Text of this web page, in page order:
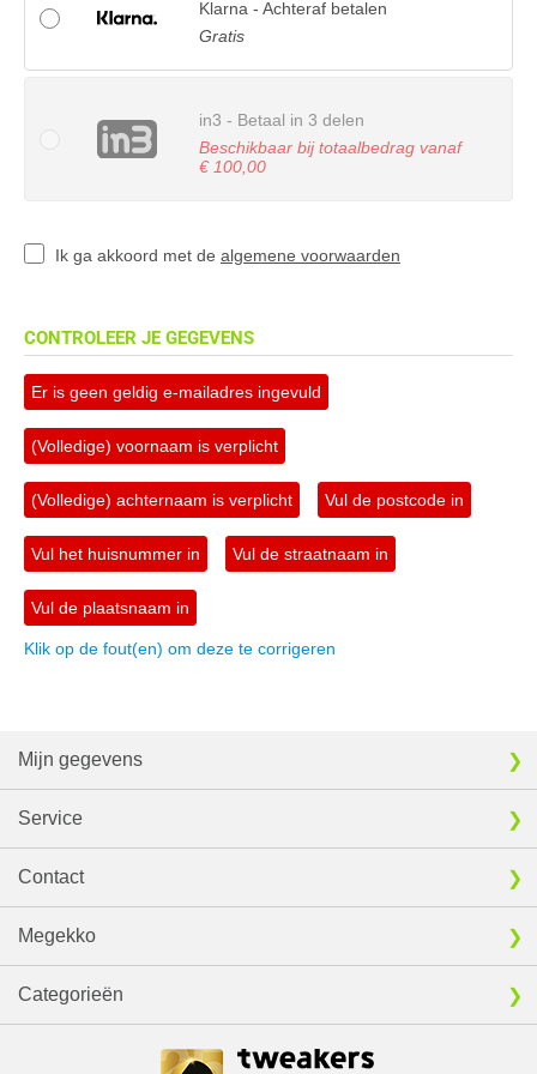
Klarna - Achteraf betalen
Gratis
in3 - Betaal in 3 delen
Beschikbaar bij totaalbedrag vanaf
€ 100,00
Ik ga akkoord met de algemene voorwaarden
CONTROLEER JE GEGEVENS
Er is geen geldig e-mailadres ingevuld
(Volledige) voornaam is verplicht
(Volledige) achternaam is verplicht Vul de postcode in
Vul het huisnummer in Vul de straatnaam in
Vul de plaatsnaam in
Klik op de fout(en) om deze te corrigeren
Mijn gegevens
Service
Contact
Megekko
Categorieën